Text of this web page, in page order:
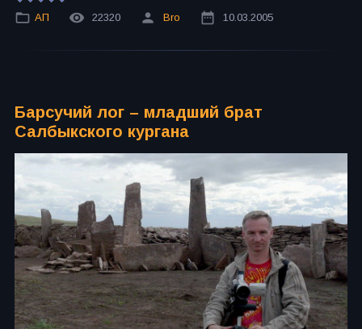
АП 22320 Bro 10.03.2005
Барсучий лог – младший брат
Салбыкского кургана